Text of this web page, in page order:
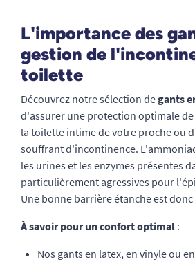
L'importance des
gestion de
toilette
Découvrez notre sélection degants
d'assurer une protection optimale
la toilette intime de votre proche ou
souffrant d'incontinence.
les urines et les enzymes présentes
particulièrement agressives pour
Une bonne barrière étanche est
À savoir pour un confort optimal :
Nos gants en latex, en vinyle ou